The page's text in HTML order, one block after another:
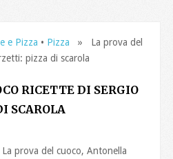
e Pizza • Pizza » La prova del
pizza di scarola
RICETTE DI SERGIO
SCAROLA
prova del cuoco, Antonella